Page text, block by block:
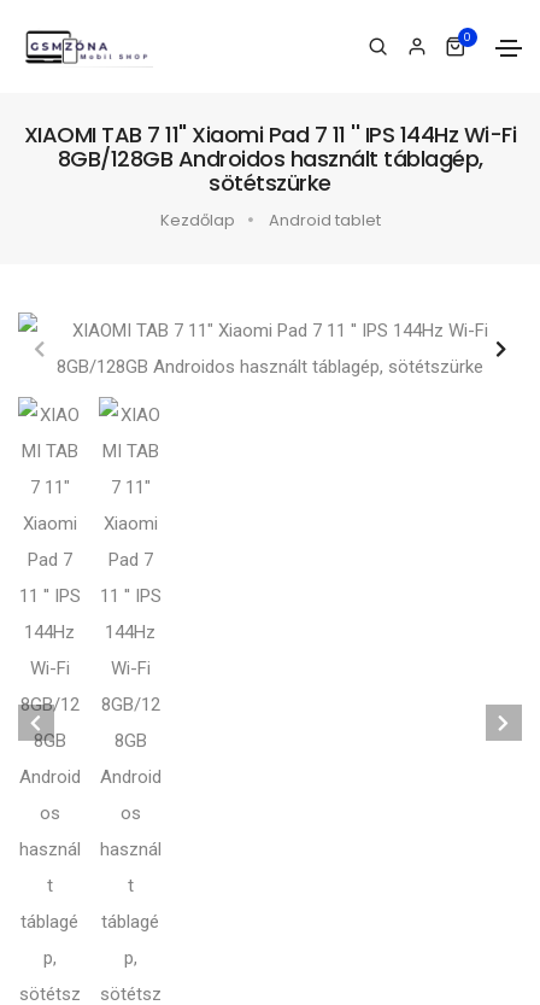
0
XIAOMI TAB 7 11" Xiaomi Pad 7 11 '' IPS 144Hz Wi-Fi
8GB/128GB Androidos használt táblagép,
sötétszürke
Kezdőlap Android tablet